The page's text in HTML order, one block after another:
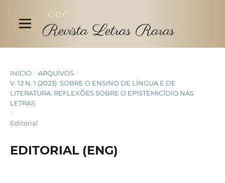
INÍCIO / ARQUIVOS /
V. 12 N. 1 (2023): SOBRE O ENSINO DE LÍNGUA E DE
LITERATURA: REFLEXÕES SOBRE O EPISTEMICÍDIO NAS
LETRAS
/
Editorial
EDITORIAL (ENG)